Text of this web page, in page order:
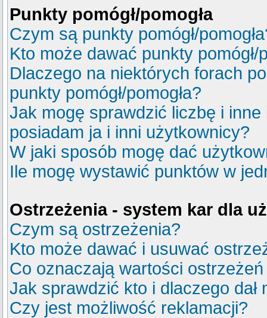
Punkty pomógł/pomogła
Czym są punkty pomógł/
Kto może dawać punkty pomógł/
Dlaczego na niektórych forach
punkty pomógł/pomogła?
Jak mogę sprawdzić liczbę i
posiadam ja i inni użytkownicy?
W jaki sposób mogę dać
Ile mogę wystawić punktów w
Ostrzeżenia - system kar dla
Czym są ostrzeżenia?
Kto może dawać i usuwać
Co oznaczają wartości
Jak sprawdzić kto i dlaczego dał
Czy jest możliwość reklamacji?